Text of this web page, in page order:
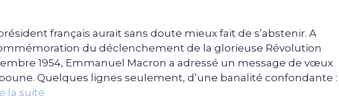
français aurait sans doute mieux fait de s’abstenir. A
du déclenchement de la glorieuse Révolution
1954, Emmanuel Macron a adressé un message de vœux
Quelques lignes seulement, d’une banalité confondante :
la suite